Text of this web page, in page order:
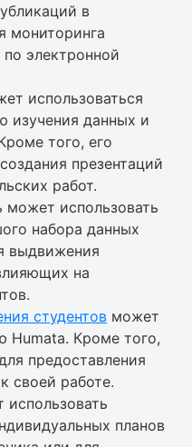
в
мониторинга
электронной
использоваться
изучения данных и
того, его
презентаций
работ.
может использовать
набора данных
выдвижения
на
студентов может
Humata. Кроме того,
предоставления
своей работе.
планов